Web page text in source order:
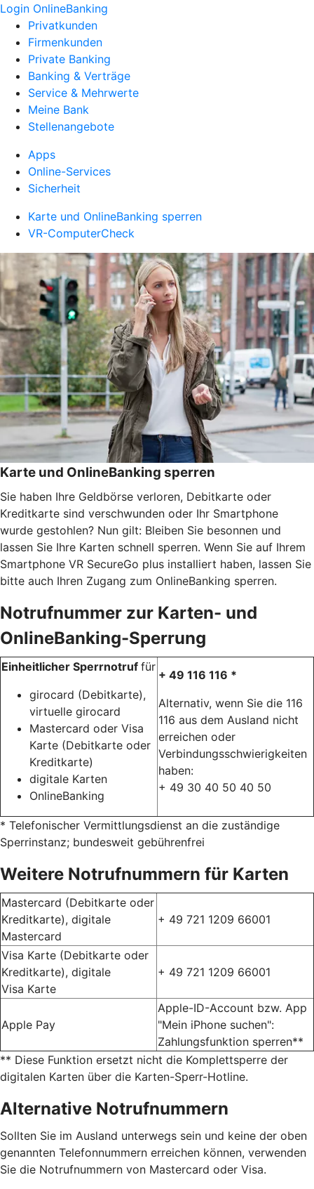
Login OnlineBanking
Privatkunden
Firmenkunden
Private Banking
Banking & Verträge
Service & Mehrwerte
Meine Bank
Stellenangebote
Apps
Online-Services
Sicherheit
Karte und OnlineBanking sperren
VR-ComputerCheck
Karte und OnlineBanking sperren
Sie haben Ihre Geldbörse verloren, Debitkarte oder
Kreditkarte sind verschwunden oder Ihr Smartphone
wurde gestohlen? Nun gilt: Bleiben Sie besonnen und
lassen Sie Ihre Karten schnell sperren. Wenn Sie auf Ihrem
Smartphone VR SecureGo plus installiert haben, lassen Sie
bitte auch Ihren Zugang zum OnlineBanking sperren.
Notrufnummer zur Karten- und
OnlineBanking-Sperrung
Einheitlicher Sperrnotruf für
girocard (Debitkarte),
virtuelle girocard
Mastercard oder Visa
Karte (Debitkarte oder
Kreditkarte)
digitale Karten
OnlineBanking
+ 49 116 116 *
Alternativ, wenn Sie die 116
116 aus dem Ausland nicht
erreichen oder
Verbindungsschwierigkeiten
haben:
+ 49 30 40 50 40 50
* Telefonischer Vermittlungsdienst an die zuständige
Sperrinstanz; bundesweit gebührenfrei
Weitere Notrufnummern für Karten
Mastercard (Debitkarte oder
Kreditkarte), digitale
Mastercard
+ 49 721 1209 66001
Visa Karte (Debitkarte oder
Kreditkarte), digitale
Visa Karte
+ 49 721 1209 66001
Apple Pay
Apple-ID-Account bzw. App
"Mein iPhone suchen":
Zahlungsfunktion sperren**
** Diese Funktion ersetzt nicht die Komplettsperre der
digitalen Karten über die Karten-Sperr-Hotline.
Alternative Notrufnummern
Sollten Sie im Ausland unterwegs sein und keine der oben
genannten Telefonnummern erreichen können, verwenden
Sie die Notrufnummern von Mastercard oder Visa.